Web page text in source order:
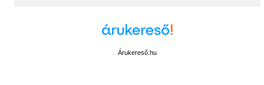
Árukereső.hu